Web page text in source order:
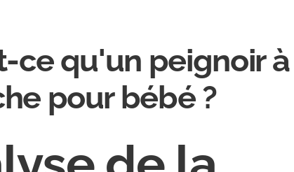
ce qu'un peignoir à
pour bébé ?